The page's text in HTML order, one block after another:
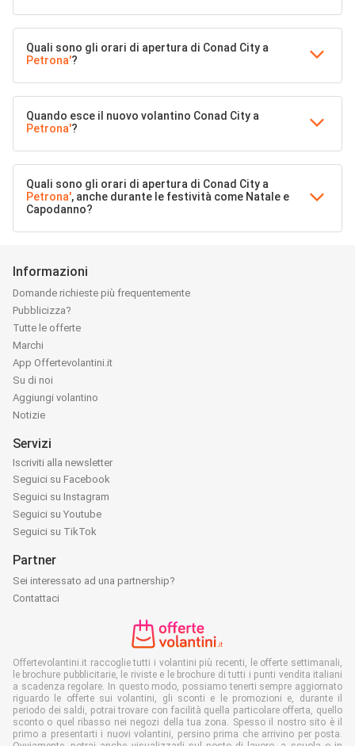
Quali sono gli orari di apertura di Conad City a
Petrona'?
Quando esce il nuovo volantino Conad City a
Petrona'?
Quali sono gli orari di apertura di Conad City a
Petrona', anche durante le festività come Natale e
Capodanno?
Informazioni
Domande richieste più frequentemente
Pubblicizza?
Tutte le offerte
Marchi
App Offertevolantini.it
Su di noi
Aggiungi volantino
Notizie
Servizi
Iscriviti alla newsletter
Seguici su Facebook
Seguici su Instagram
Seguici su Youtube
Seguici su TikTok
Partner
Sei interessato ad una partnership?
Contattaci
Offertevolantini.it raccoglie tutti i volantini più recenti, le offerte settimanali,
le brochure pubblicitarie, le riviste e le brochure di tutti i punti vendita italiani
a scadenza regolare. In questo modo, possiamo tenerti sempre aggiornato
riguardo le offerte sui volantini, gli sconti e le promozioni e, durante il
periodo dei saldi, potrai trovare con facilità quella particolare offerta, quello
sconto o quel ribasso nei negozi della tua zona. Spesso il nostro sito è il
primo a presentarti i nuovi volantini, persino prima che arrivino per posta.